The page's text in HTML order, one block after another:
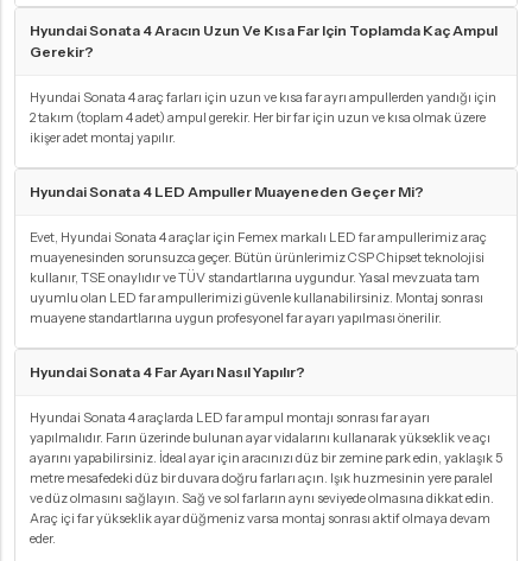
Hyundai Sonata 4 Aracın Uzun Ve Kısa Far Için Toplamda Kaç Ampul
Gerekir?
Hyundai Sonata 4 araç farları için uzun ve kısa far ayrı ampullerden yandığı için
2 takım (toplam 4 adet) ampul gerekir. Her bir far için uzun ve kısa olmak üzere
ikişer adet montaj yapılır.
Hyundai Sonata 4 LED Ampuller Muayeneden Geçer Mi?
Evet, Hyundai Sonata 4 araçlar için Femex markalı LED far ampullerimiz araç
muayenesinden sorunsuzca geçer. Bütün ürünlerimiz CSP Chipset teknolojisi
kullanır, TSE onaylıdır ve TÜV standartlarına uygundur. Yasal mevzuata tam
uyumlu olan LED far ampullerimizi güvenle kullanabilirsiniz. Montaj sonrası
muayene standartlarına uygun profesyonel far ayarı yapılması önerilir.
Hyundai Sonata 4 Far Ayarı Nasıl Yapılır?
Hyundai Sonata 4 araçlarda LED far ampul montajı sonrası far ayarı
yapılmalıdır. Farın üzerinde bulunan ayar vidalarını kullanarak yükseklik ve açı
ayarını yapabilirsiniz. İdeal ayar için aracınızı düz bir zemine park edin, yaklaşık 5
metre mesafedeki düz bir duvara doğru farları açın. Işık huzmesinin yere paralel
ve düz olmasını sağlayın. Sağ ve sol farların aynı seviyede olmasına dikkat edin.
Araç içi far yükseklik ayar düğmeniz varsa montaj sonrası aktif olmaya devam
eder.